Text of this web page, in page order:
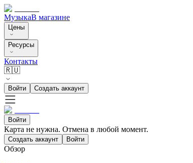
МузыкаВ магазине
Цены
Ресурсы
Контакты
🇷🇺
Войти Создать аккаунт
Войти
Карта не нужна. Отмена в любой момент.
Создать аккаунт Войти
Обзор